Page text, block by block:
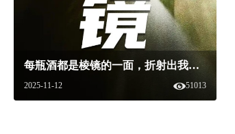
每瓶酒都是棱镜的一面，折射出我们对文化、理性、生活与世界的思考~#白酒美学盛典 #白酒美学 #白酒
2025-11-12 51013